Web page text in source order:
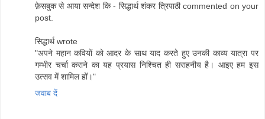
फ़ेसबुक से आया सन्देश कि - सिद्धार्थ शंकर त्रिपाठी commented on your
post.
सिद्धार्थ wrote
"अपने महान कवियों को आदर के साथ याद करते हुए उनकी काव्य यात्रा पर
गम्भीर चर्चा कराने का यह प्रयास निश्चित ही सराहनीय है। आइए हम इस
उत्सव में शामिल हों।"
जवाब दें